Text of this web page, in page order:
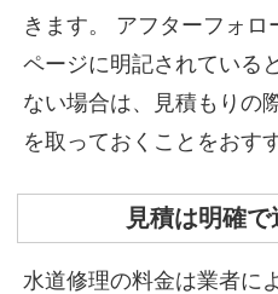
きます。
アフターフォロ
ページに明記されている
ない場合は、見積もりの
を取っておくことをおす
見積は明確
水道修理の料金は業者に